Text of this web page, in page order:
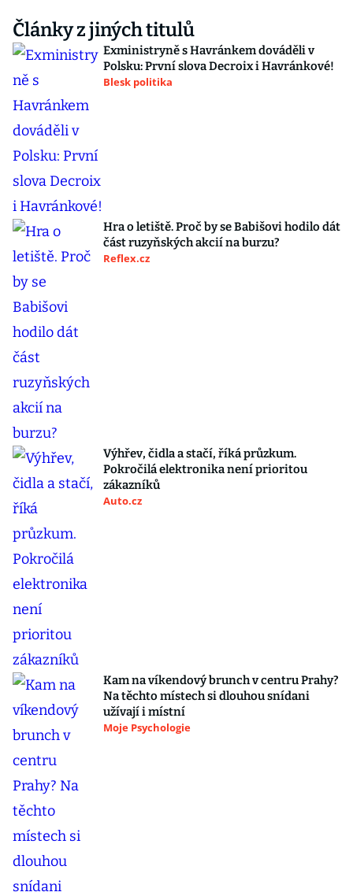
Články z jiných titulů
Exministryně s Havránkem dováděli v
Polsku: První slova Decroix i Havránkové!
Blesk politika
Hra o letiště. Proč by se Babišovi hodilo dát
část ruzyňských akcií na burzu?
Reflex.cz
Výhřev, čidla a stačí, říká průzkum.
Pokročilá elektronika není prioritou
zákazníků
Auto.cz
Kam na víkendový brunch v centru Prahy?
Na těchto místech si dlouhou snídani
užívají i místní
Moje Psychologie